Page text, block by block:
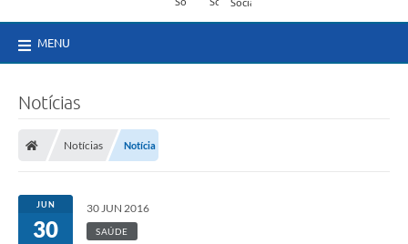
MENU
Notícias
Notícias Notícia
JUN
30
30 JUN 2016
SAÚDE